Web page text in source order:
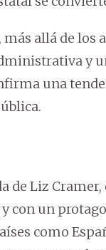
allá de los
y
una
de Liz
con un
como